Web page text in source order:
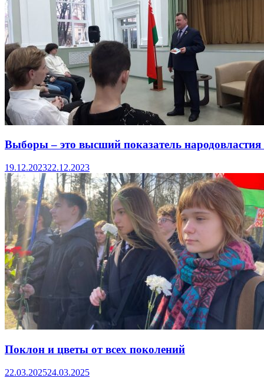
Выборы – это высший показатель народовластия
19.12.202322.12.2023
Поклон и цветы от всех поколений
22.03.202524.03.2025